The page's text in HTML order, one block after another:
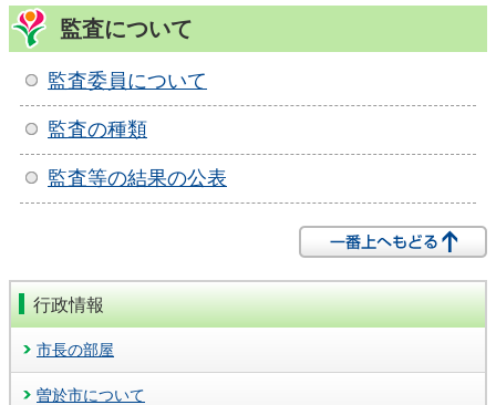
監査について
監査委員について
監査の種類
監査等の結果の公表
行政情報
市長の部屋
曽於市について